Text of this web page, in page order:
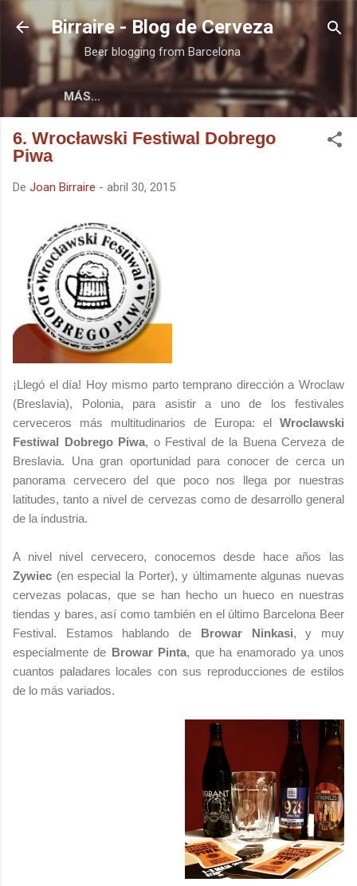
Ir al contenido principal
Birraire - Blog de Cerveza
Beer blogging from Barcelona
MÁS…
6. Wrocławski Festiwal Dobrego
Piwa
De Joan Birraire - abril 30, 2015
¡Llegó el día! Hoy mismo parto temprano dirección a Wroclaw
(Breslavia), Polonia, para asistir a uno de los festivales
cerveceros más multitudinarios de Europa: el Wroclawski
Festiwal Dobrego Piwa, o Festival de la Buena Cerveza de
Breslavia. Una gran oportunidad para conocer de cerca un
panorama cervecero del que poco nos llega por nuestras
latitudes, tanto a nivel de cervezas como de desarrollo general
de la industria.
A nivel nivel cervecero, conocemos desde hace años las
Zywiec (en especial la Porter), y últimamente algunas nuevas
cervezas polacas, que se han hecho un hueco en nuestras
tiendas y bares, así como también en el último Barcelona Beer
Festival. Estamos hablando de Browar Ninkasi, y muy
especialmente de Browar Pinta, que ha enamorado ya unos
cuantos paladares locales con sus reproducciones de estilos
de lo más variados.